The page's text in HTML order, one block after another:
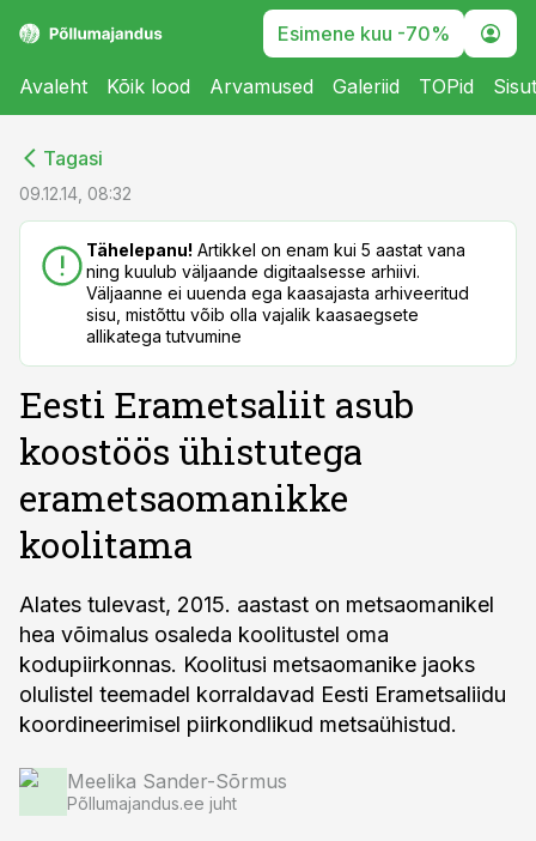
Esimene kuu -70%
Avaleht Kõik lood Arvamused Galeriid TOPid
Tagasi
09.12.14, 08:32
Tähelepanu! Artikkel on enam kui 5 aastat vana
ning kuulub väljaande digitaalsesse arhiivi.
Väljaanne ei uuenda ega kaasajasta arhiveeritud
sisu, mistõttu võib olla vajalik kaasaegsete
allikatega tutvumine
Eesti Erametsaliit asub
koostöös ühistutega
erametsaomanikke
koolitama
Alates tulevast, 2015. aastast on metsaomanikel
hea võimalus osaleda koolitustel oma
kodupiirkonnas. Koolitusi metsaomanike jaoks
olulistel teemadel korraldavad Eesti Erametsaliidu
koordineerimisel piirkondlikud metsaühistud.
Meelika Sander-Sõrmus
Põllumajandus.ee juht